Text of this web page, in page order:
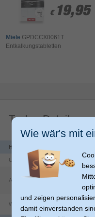
€ 19,95
€ 19,95
Miele GPDCCX0061T
Entkalkungstabletten
Techn. Details
Herstellerdaten
Unternehmen
Adresse
Website
Wie wär's mit
und zeigen
damit einverstanden